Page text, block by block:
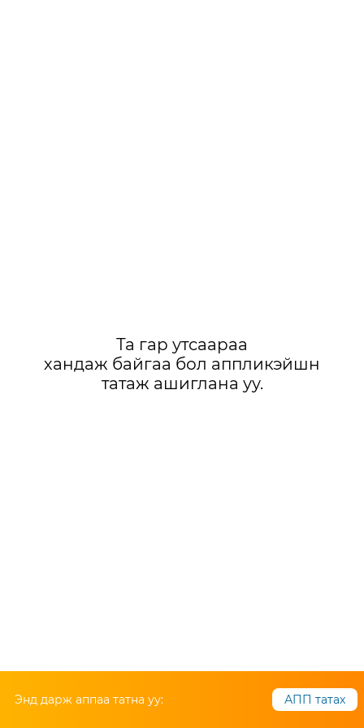
Та гар утсаараа
хандаж байгаа бол аппликэйшн
татаж ашиглана уу.
Энд дарж аппаа татна уу: АПП татах